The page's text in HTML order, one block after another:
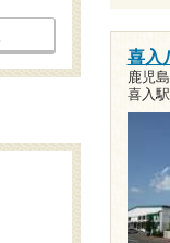
喜入
鹿児
喜入